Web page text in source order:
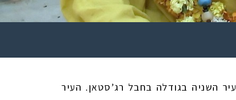
המאה ה-15, היא כיום העיר השניה בגודלה בחבל רג’סטאן. העיר